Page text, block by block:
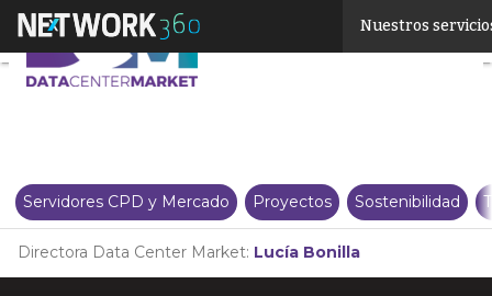
Nuestros
Servidores CPD y Mercado Proyectos Sostenibilidad
Directora Data Center Market: Lucía Bonilla